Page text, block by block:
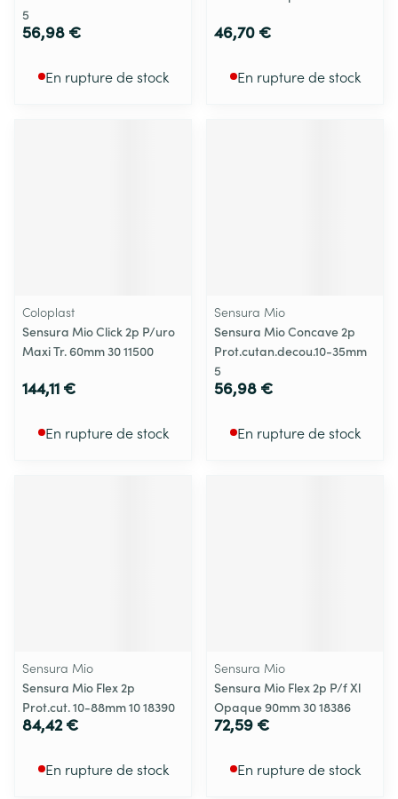
5
56,98 €
En rupture de stock
46,70 €
En rupture de stock
Coloplast
Sensura Mio Click 2p P/uro
Maxi Tr. 60mm 30 11500
144,11 €
En rupture de stock
Sensura Mio
Sensura Mio Concave 2p
Prot.cutan.decou.10-35mm
5
56,98 €
En rupture de stock
Sensura Mio
Sensura Mio Flex 2p
Prot.cut. 10-88mm 10 18390
84,42 €
En rupture de stock
Sensura Mio
Sensura Mio Flex 2p P/f Xl
Opaque 90mm 30 18386
72,59 €
En rupture de stock